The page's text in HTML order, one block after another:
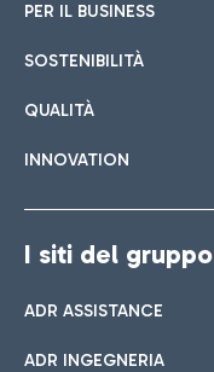
PER IL BUSINESS
SOSTENIBILITÀ
QUALITÀ
INNOVATION
I siti del gruppo
ADR ASSISTANCE
ADR INGEGNERIA